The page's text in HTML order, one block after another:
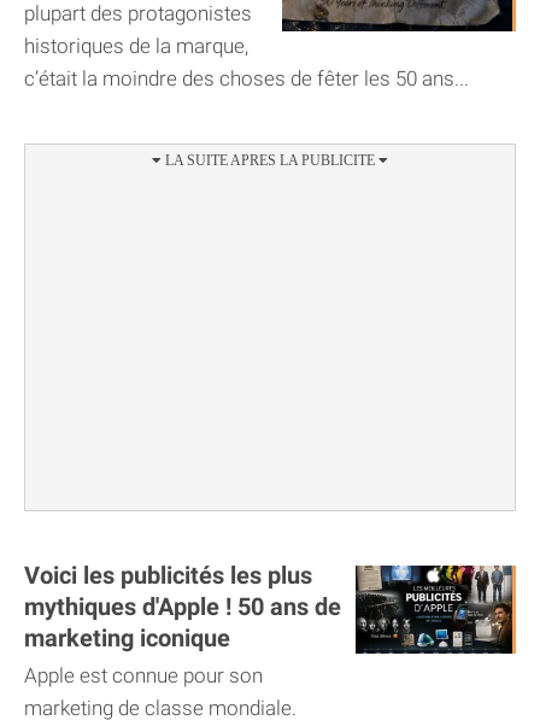
plupart des protagonistes
historiques de la marque,
c’était la moindre des choses de fêter les 50 ans...
Voici les publicités les plus
mythiques d'Apple ! 50 ans de
marketing iconique
Apple est connue pour son
marketing de classe mondiale.